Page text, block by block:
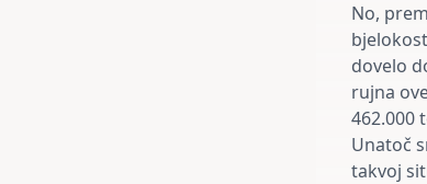
No,
dovelo
rujna
462.000
Unatoč
takvoj